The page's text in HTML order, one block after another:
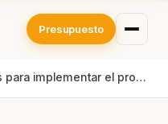
Presupuesto
Razones para implementar el protocolo HTTPS en tu web